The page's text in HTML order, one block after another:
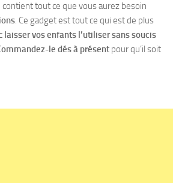
contient tout ce que vous aurez besoin
. Ce gadget est tout ce qui est de plus
laisser vos enfants l’utiliser sans soucis
le dés à présent pour qu’il soit